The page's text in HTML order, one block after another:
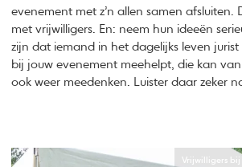
evenement met z’n allen samen afsluiten.
met vrijwilligers. En: neem hun ideeën
zijn dat iemand in het dagelijks leven jurist
bij jouw evenement meehelpt, die kan
ook weer meedenken. Luister daar zeker
Vrijwilligers